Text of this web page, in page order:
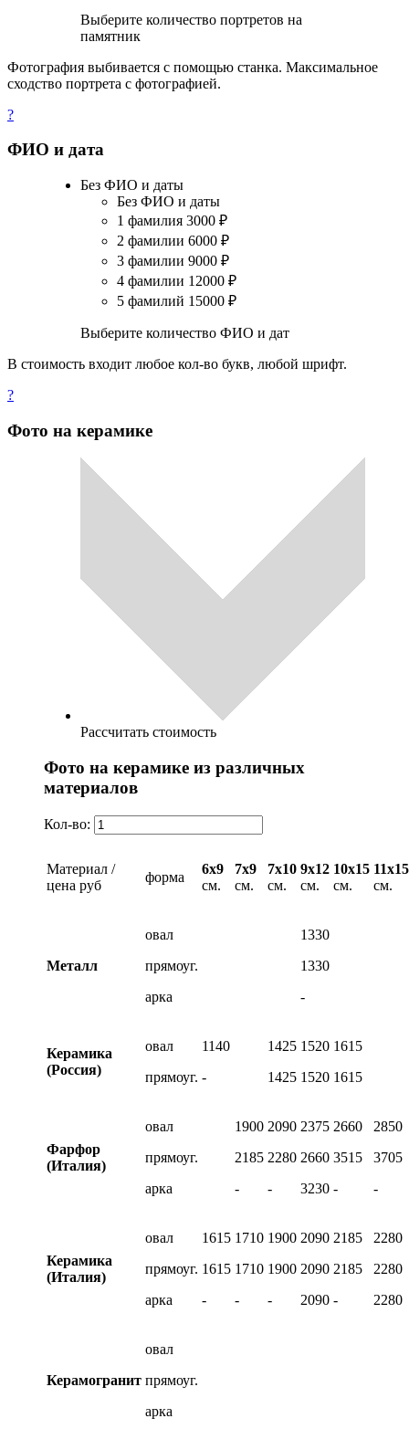
Выберите количество портретов на
памятник
Фотография выбивается с помощью станка. Максимальное
сходство портрета с фотографией.
?
ФИО и дата
Без ФИО и даты
Без ФИО и даты
1 фамилия 3000 ₽
2 фамилии 6000 ₽
3 фамилии 9000 ₽
4 фамилии 12000 ₽
5 фамилий 15000 ₽
Выберите количество ФИО и дат
В стоимость входит любое кол-во букв, любой шрифт.
?
Фото на керамике
Рассчитать стоимость
Фото на керамике из различных
материалов
Кол-во:
Материал /
цена руб
форма
6х9
см.
7х9
см.
7х10
см.
9х12
см.
10х15
см.
11х15
см.
Металл
овал
прямоуг.
арка
1330
1330
-
Керамика
(Россия)
овал
прямоуг.
1140
-
1425
1425
1520
1520
1615
1615
Фарфор
(Италия)
овал
прямоуг.
арка
1900
2185
-
2090
2280
-
2375
2660
3230
2660
3515
-
2850
3705
-
Керамика
(Италия)
овал
прямоуг.
арка
1615
1615
-
1710
1710
-
1900
1900
-
2090
2090
2090
2185
2185
-
2280
2280
2280
Керамогранит
овал
прямоуг.
арка